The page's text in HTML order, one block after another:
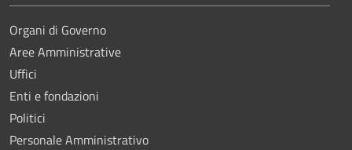
Organi di Governo
Aree Amministrative
Uffici
Enti e fondazioni
Politici
Personale Amministrativo